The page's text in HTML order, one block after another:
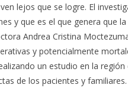
lejos que se logre. El
y que es el que genera que
Andrea Cristina
y potencialmente
un estudio en la
de los pacientes y familiares.